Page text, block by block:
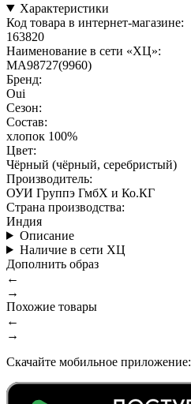
Характеристики
Код товара в интернет-магазине:
163820
Наименование в сети «ХЦ»:
MA98727(9960)
Бренд:
Oui
Сезон:
Состав:
хлопок 100%
Цвет:
Чёрный (чёрный, серебристый)
Производитель:
ОУИ Группэ ГмбХ и Ко.КГ
Страна производства:
Индия
Описание
Наличие в сети ХЦ
Дополнить образ
←
→
Похожие товары
←
→
Скачайте мобильное приложение: